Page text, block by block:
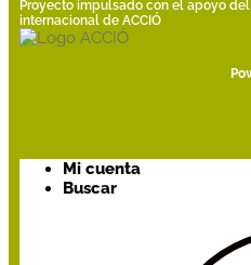
Proyecto impulsado con el apoyo
internacional de ACCIÓ
Mi cuenta
Buscar